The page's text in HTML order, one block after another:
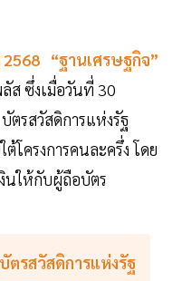
“ฐานเศรษฐกิจ”
ลัส ซึ่งเมื่อวันที่ 30
รสวัสดิการแห่งรัฐ
โครงการคนละครึ่ง โดย
นให้กับผู้ถือบัตร
ตรสวัสดิการแห่งรัฐ